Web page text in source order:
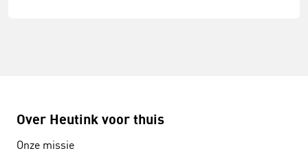
Over Heutink voor thuis
Onze missie